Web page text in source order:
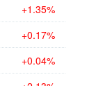
+1.35%
+0.17%
+0.04%